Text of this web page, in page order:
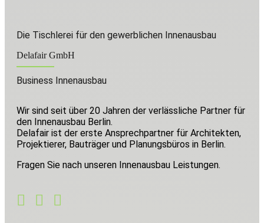
Die Tischlerei für den gewerblichen Innenausbau
Delafair GmbH
Business Innenausbau
Wir sind seit über 20 Jahren der verlässliche Partner für
den Innenausbau Berlin.
Delafair ist der erste Ansprechpartner für Architekten,
Projektierer, Bauträger und Planungsbüros in Berlin.
Fragen Sie nach unseren Innenausbau Leistungen.